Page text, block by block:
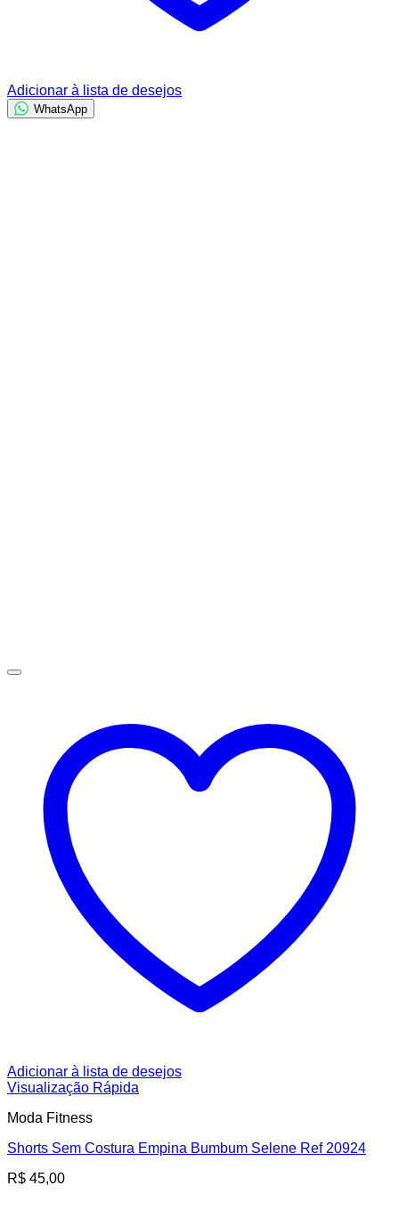
Adicionar à lista de desejos
WhatsApp
Adicionar à lista de desejos
Visualização Rápida
Moda Fitness
Shorts Sem Costura Empina Bumbum Selene Ref 20924
R$ 45,00